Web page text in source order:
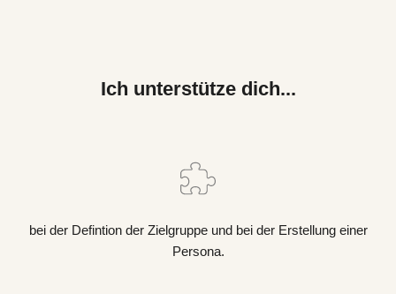
Ich unterstütze dich...
bei der Defintion der Zielgruppe und bei der Erstellung einer
Persona.